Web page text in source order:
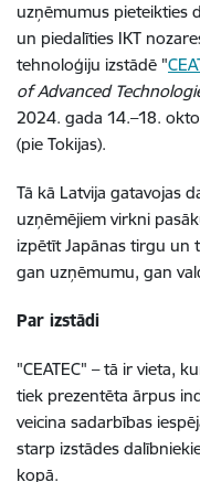
uzņēmumus pieteikties
un piedalīties IKT
tehnoloģiju izstādē "
of Advanced
2024. gada 14.–18.
(pie Tokijas).
Tā kā Latvija gatavojas
uzņēmējiem virkni
izpētīt Japānas tirgu un
gan uzņēmumu, gan
Par izstādi
"CEATEC" – tā ir vieta,
tiek prezentēta ārpus
veicina sadarbības
starp izstādes
kopā.